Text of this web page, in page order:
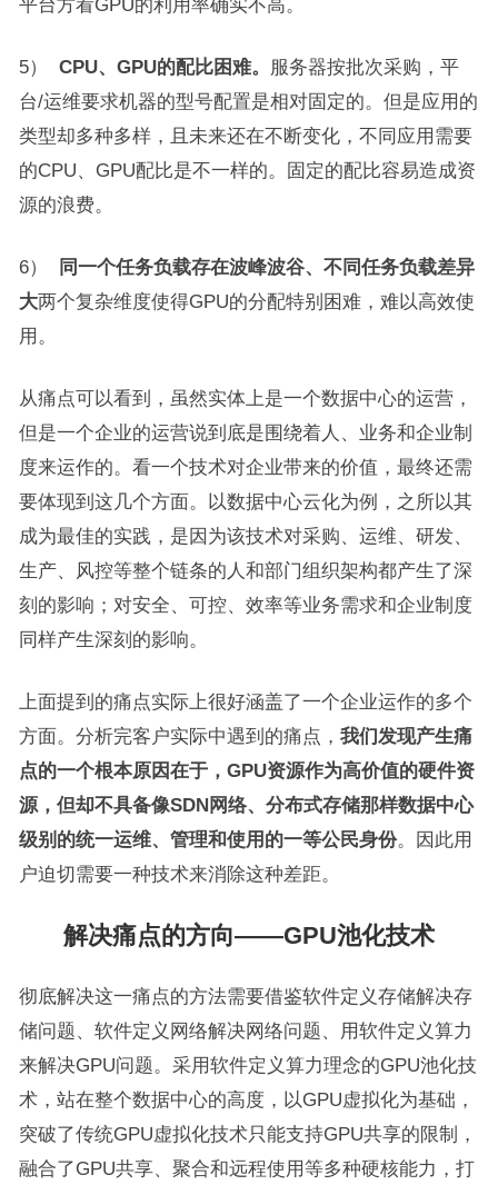
平台方看GPU的利用率确实不高。
5） CPU、 GPU的配比困难。
服务器按批次采购，平
台/运维要求机器的型号配置是相对固定的。但是应用的
类型却多种多样，且未来还在不断变化，不同应用需要
的CPU、GPU配比是不一样的。固定的配比容易造成资
源的浪费。
6）
同一个任务负载存在波峰波谷、不同任务负载差异
大两个复杂维度使得GPU的分配特别困难，难以高效使
用。
从痛点可以看到，虽然实体上是一个数据中心的运营，
但是一个企业的运营说到底是围绕着人、业务和企业制
度来运作的。看一个技术对企业带来的价值，最终还需
要体现到这几个方面。以数据中心云化为例，之所以其
成为最佳的实践，是因为该技术对采购、运维、研发、
生产、风控等整个链条的人和部门组织架构都产生了深
刻的影响；对安全、可控、效率等业务需求和企业制度
同样产生深刻的影响。
上面提到的痛点实际上很好涵盖了一个企业运作的多个
方面。分析完客户实际中遇到的痛点， 我们发现产生痛
点的一个根本原因在于， GPU资源作为高价值的硬件资
源，但却不具备像SDN网络、分布式存储那样数据中心
级别的统一运维、管理和使用的一等公民身份。因此用
户迫切需要一种技术来消除这种差距。
解决痛点的方向——GPU池化技术
彻底解决这一痛点的方法需要借鉴软件定义存储解决存
储问题、软件定义网络解决网络问题、用软件定义算力
来解决GPU问题。采用软件定义算力理念的GPU池化技
术，站在整个数据中心的高度，以GPU虚拟化为基础，
突破了传统GPU虚拟化技术只能支持GPU共享的限制，
融合了GPU共享、聚合和远程使用等多种硬核能力，打